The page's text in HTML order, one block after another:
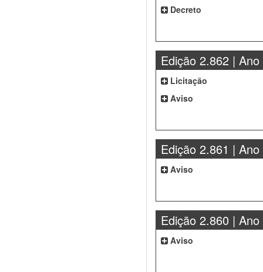
Decreto
Edição 2.862 | Ano
Licitação
Aviso
Edição 2.861 | Ano
Aviso
Edição 2.860 | Ano
Aviso